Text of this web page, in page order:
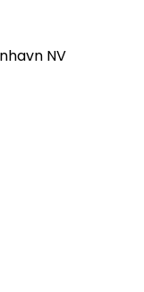
NV